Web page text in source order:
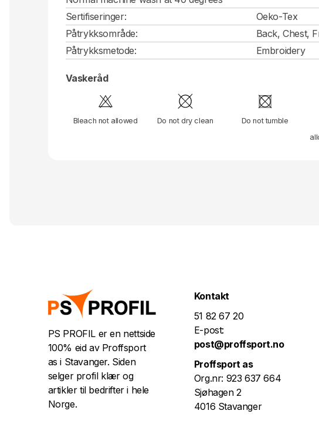
Sertifiseringer:
Oeko-Tex
Påtrykksområde:
Back, Chest,
Påtrykksmetode:
Embroidery
Vaskeråd
Bleach not allowed Do not dry clean Do not tumble
PS PROFIL er en nettside
100% eid av Proffsport
as i Stavanger. Siden
selger profil klær og
artikler til bedrifter i hele
Norge.
Kontakt
51 82 67 20
E-post:
post@proffsport.no
Proffsport as
Org.nr: 923 637 664
Sjøhagen 2
4016 Stavanger